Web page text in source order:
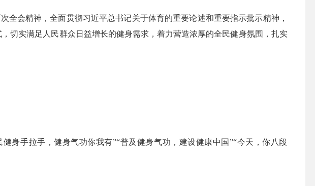
会精神，全面贯彻习近平总书记关于体育的重要论述和重要指示批示精神，
切实满足人民群众日益增长的健身需求，着力营造浓厚的全民健身氛围，扎实
健身手拉手，健身气功你我有”“普及健身气功，建设健康中国 ”“今天，你八段